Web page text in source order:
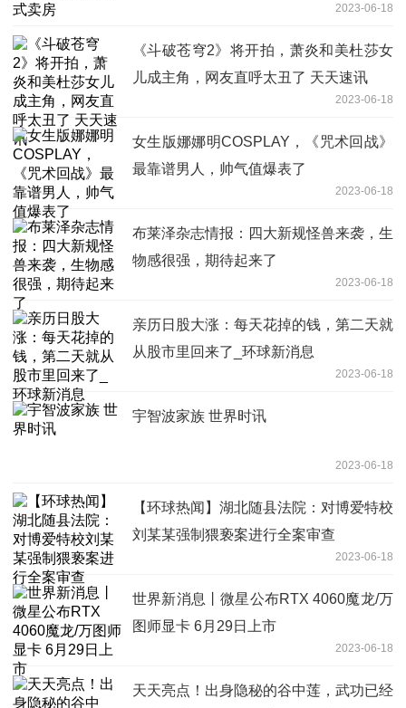
2023-06-18
《斗破苍穹2》将开拍，萧炎和美杜莎女
儿成主角，网友直呼太丑了 天天速讯
2023-06-18
女生版娜娜明COSPLAY，《咒术回战》
最靠谱男人，帅气值爆表了
2023-06-18
布莱泽杂志情报：四大新规怪兽来袭，生
物感很强，期待起来了
2023-06-18
亲历日股大涨：每天花掉的钱，第二天就
从股市里回来了_环球新消息
2023-06-18
宇智波家族 世界时讯
2023-06-18
【环球热闻】湖北随县法院：对博爱特校
刘某某强制猥亵案进行全案审查
2023-06-18
世界新消息丨微星公布RTX 4060魔龙/万
图师显卡 6月29日上市
2023-06-18
天天亮点！出身隐秘的谷中莲，武功已经